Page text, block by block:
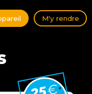
M'y rendre
€*